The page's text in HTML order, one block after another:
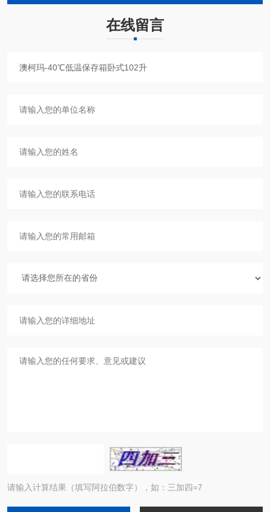
在线留言
请输入计算结果（填写阿拉伯数字），如：三加四=7